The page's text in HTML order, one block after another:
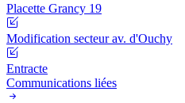
Placette Grancy 19
Modification secteur av. d'Ouchy
Entracte
Communications liées